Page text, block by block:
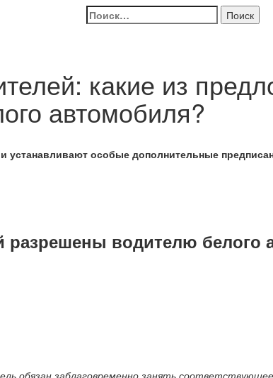
Найти:
какие из
автомобиля?
особые дополнительные
разрешены водителю белого